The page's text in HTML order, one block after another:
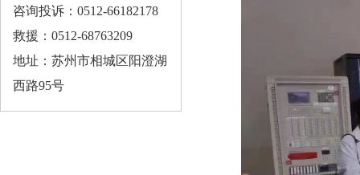
咨询投诉：0512-66182178
救援：0512-68763209
地址：苏州市相城区阳澄湖
西路95号